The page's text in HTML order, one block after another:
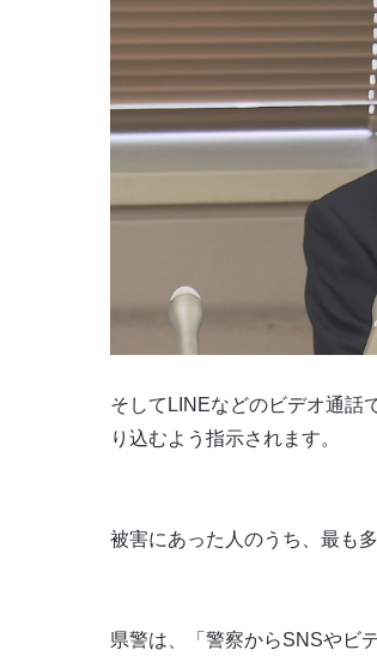
そしてLINEなどのビデオ通話
り込むよう指示されます。
被害にあった人のうち、最も
県警は、「警察からSNSやビ